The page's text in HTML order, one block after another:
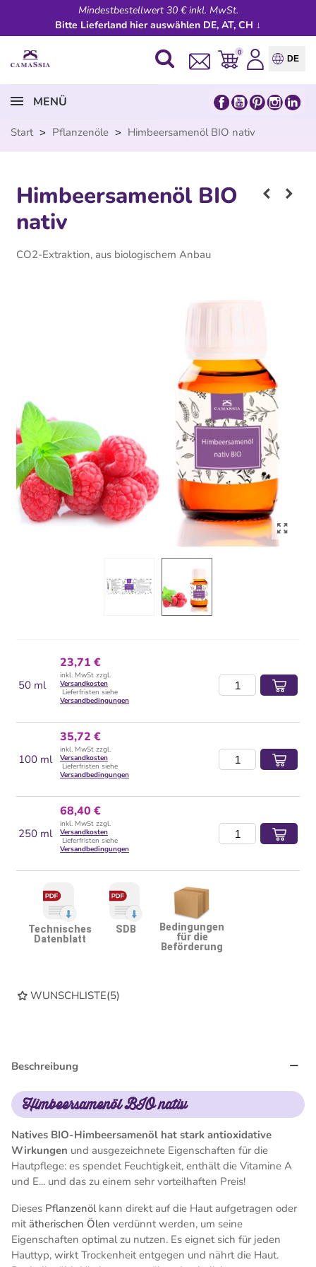
Mindestbestellwert 30 € inkl. MwSt.
Bitte Lieferland hier auswählen DE, AT, CH ↓
0
DE
MENÜ
Start > Pflanzenöle > Himbeersamenöl BIO nativ
Himbeersamenöl BIO
nativ
CO2-Extraktion, aus biologischem Anbau
50 ml
23,71 €
inkl. MwSt zzgl.
Versandkosten
Lieferfristen siehe
Versandbedingungen
100 ml
35,72 €
inkl. MwSt zzgl.
Versandkosten
Lieferfristen siehe
Versandbedingungen
250 ml
68,40 €
inkl. MwSt zzgl.
Versandkosten
Lieferfristen siehe
Versandbedingungen
Technisches
Datenblatt
SDB
Bedingungen
für die
Beförderung
WUNSCHLISTE(5)
Beschreibung
Himbeersamenöl BIO nativ
Natives BIO-Himbeersamenöl hat stark antioxidative
Wirkungen und ausgezeichnete Eigenschaften für die
Hautpflege: es spendet Feuchtigkeit, enthält die Vitamine A
und E... und das zu einem sehr vorteilhaften Preis!
Dieses Pflanzenölkann direkt auf die Haut aufgetragen oder
mit ätherischen Ölen verdünnt werden, um seine
Eigenschaften optimal zu nutzen. Es eignet sich für jeden
Hauttyp, wirkt Trockenheit entgegen und nährt die Haut.